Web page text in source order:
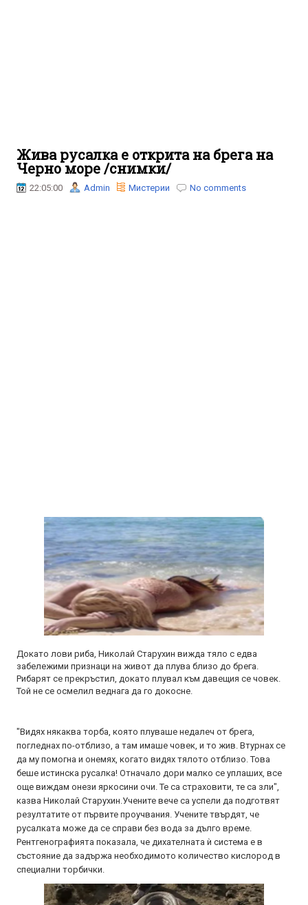
Жива русалка е открита на брега на
Черно море /снимки/
22:05:00 Admin Мистерии No comments
Докато лови риба, Николай Старухин вижда тяло с едва
забележими признаци на живот да плува близо до брега.
Рибарят се прекръстил, докато плувал към давещия се човек.
Той не се осмелил веднага да го докосне.
"Видях някаква торба, която плуваше недалеч от брега,
погледнах по-отблизо, а там имаше човек, и то жив. Втурнах се
да му помогна и онемях, когато видях тялото отблизо. Това
беше истинска русалка! Отначало дори малко се уплаших, все
още виждам онези яркосини очи. Те са страховити, те са зли",
казва Николай Старухин.Учените вече са успели да подготвят
резултатите от първите проучвания. Учените твърдят, че
русалката може да се справи без вода за дълго време.
Рентгенографията показала, че дихателната ѝ система е в
състояние да задържа необходимото количество кислород в
специални торбички.